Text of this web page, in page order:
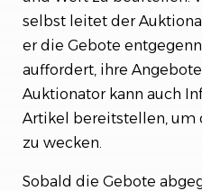
selbst leitet der
er die Gebote
auffordert, ihre
Auktionator kann auch
Artikel bereitstellen, um
zu wecken.
Sobald die Gebote